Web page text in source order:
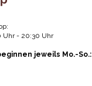
Uhr - 20:30 Uhr
jeweils Mo.-So.: